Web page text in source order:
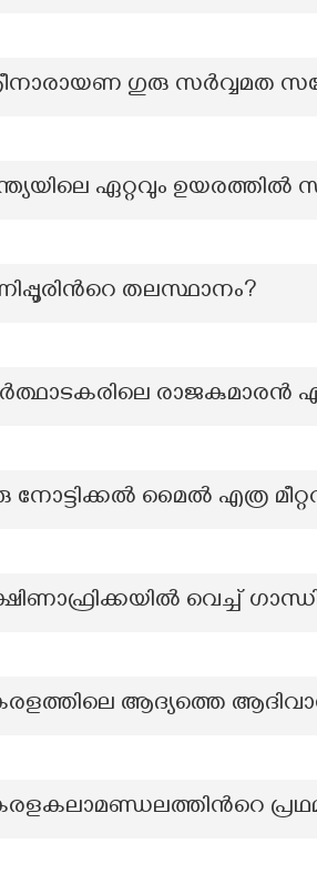
ഗുരു സർവ്വമത
ഏറ്റവും ഉയരത്തിൽ
തലസ്ഥാനം?
രാജകുമാരൻ
നോട്ടിക്കൽ മൈൽ എത്ര
വെച്ച്
ആദ്യത്തെ